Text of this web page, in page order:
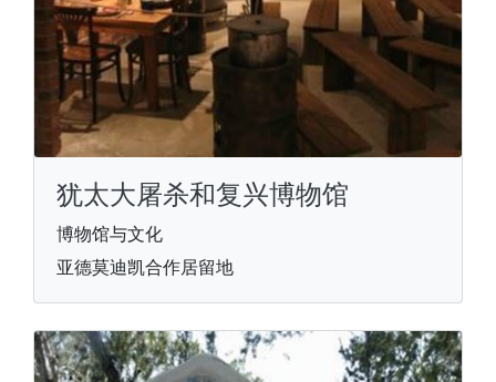
犹太大屠杀和复兴博物馆
博物馆与文化
亚德莫迪凯合作居留地